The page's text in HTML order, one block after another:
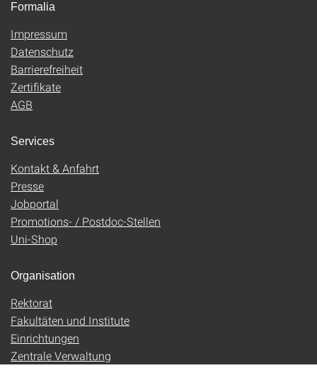
Formalia
Impressum
Datenschutz
Barrierefreiheit
Zertifikate
AGB
Services
Kontakt & Anfahrt
Presse
Jobportal
Promotions- / Postdoc-Stellen
Uni-Shop
Organisation
Rektorat
Fakultäten und Institute
Einrichtungen
Zentrale Verwaltung